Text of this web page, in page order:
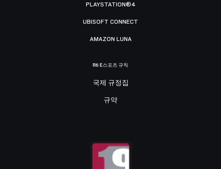
PLAYSTATION®4
UBISOFT CONNECT
AMAZON LUNA
R6 E스포츠 규칙
국제 규정집
규약